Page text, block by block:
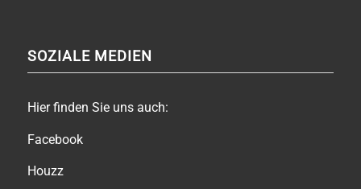
SOZIALE MEDIEN
Hier finden Sie uns auch:
Facebook
Houzz